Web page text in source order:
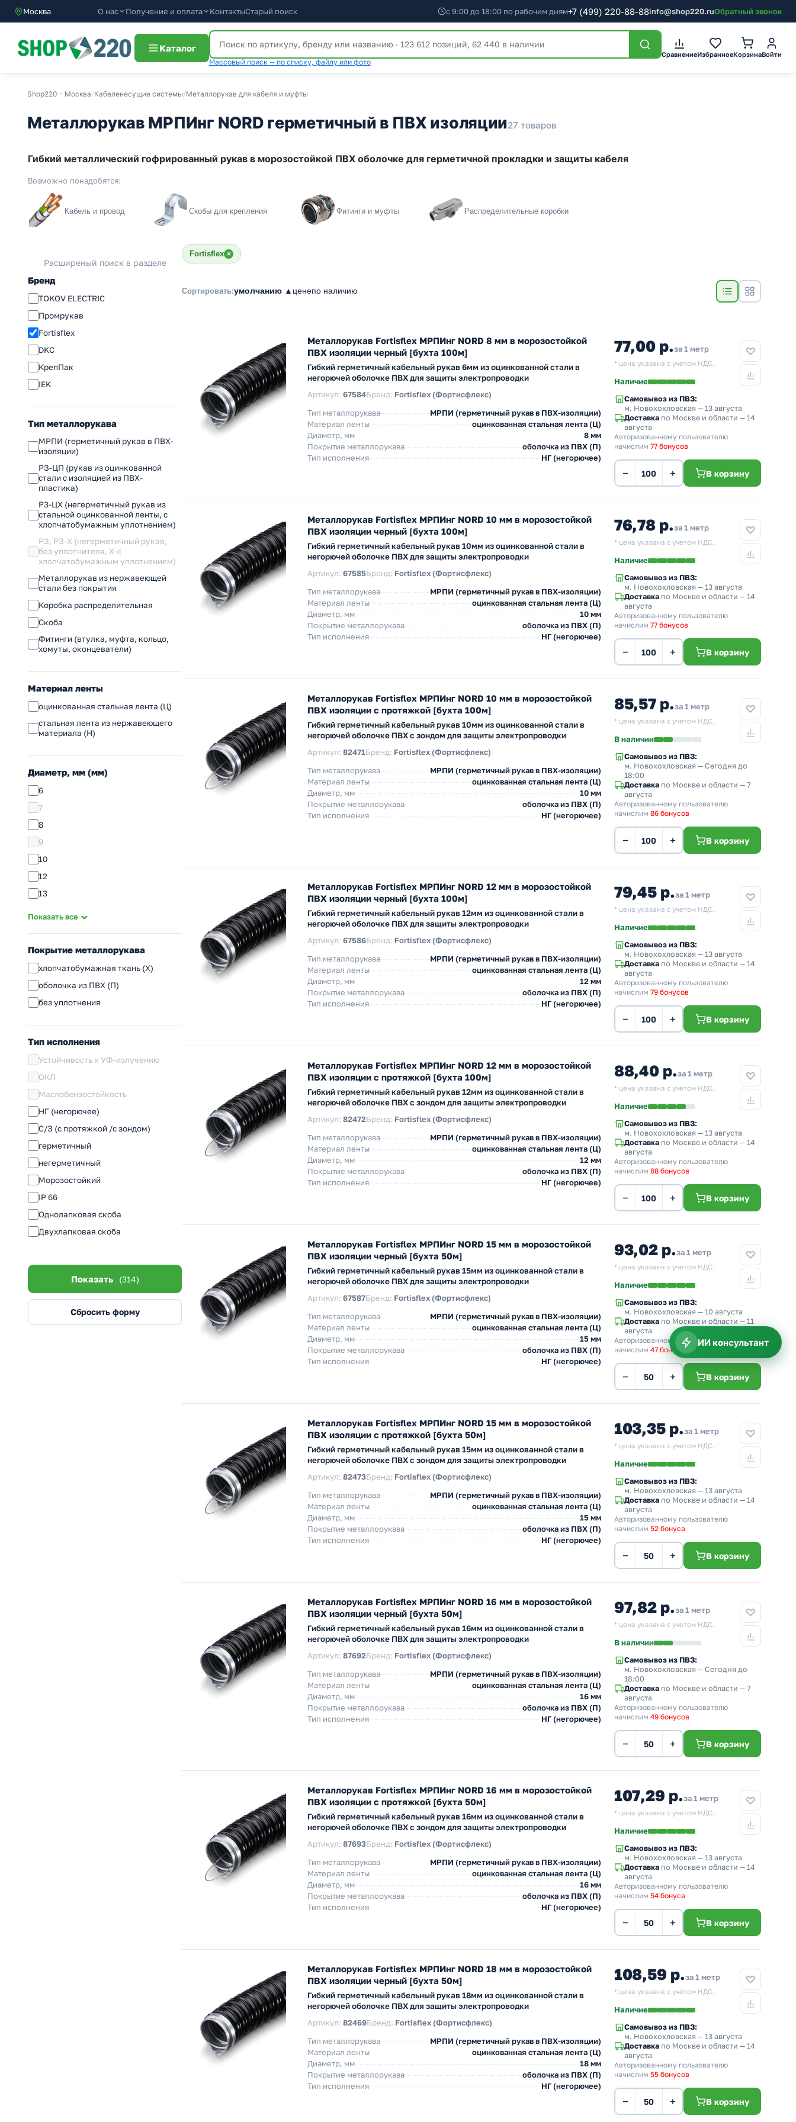
Москва О нас Получение и оплата КонтактыСтарый поиск с 9:00 до 18:00 по рабочим дням+7 (499) 220-88-88info@shop220.ruОбратный звонок
Каталог
Массовый поиск — по списку, файлу или фото
СравнениеИзбранноеКорзинаВойти
Shop220 - Москва/Кабеленесущие системы/Металлорукав для кабеля и муфты
Металлорукав МРПИнг NORD герметичный в ПВХ изоляции27 товаров
Гибкий металлический гофрированный рукав в морозостойкой ПВХ оболочке для герметичной прокладки и защиты кабеля
Возможно понадобятся:
Кабель и провод Скобы для крепления Фитинги и муфты Распределительные коробки
Расширеный поиск в разделе
Бренд
TOKOV ELECTRIC
Промрукав
Fortisflex
DKC
КрепПак
IEK
Тип металлорукава
МРПИ (герметичный рукав в ПВХ-
изоляции)
РЗ-ЦП (рукав из оцинкованной
стали с изоляцией из ПВХ-
пластика)
Р3-ЦХ (негерметичный рукав из
стальной оцинкованной ленты, с
хлопчатобумажным уплотнением)
РЗ, РЗ-Х (негерметичный рукав,
без уплотнителя, Х-с
хлопчатобумажным уплотнением)
Металлорукав из нержавеющей
стали без покрытия
Коробка распределительная
Скоба
Фитинги (втулка, муфта, кольцо,
хомуты, оконцеватели)
Материал ленты
оцинкованная стальная лента (Ц)
стальная лента из нержавеющего
материала (Н)
Диаметр, мм (мм)
6
7
8
9
10
12
13
40
50
60
63
75
100
Показать все
Покрытие металлорукава
хлопчатобумажная ткань (Х)
оболочка из ПВХ (П)
без уплотнения
Тип исполнения
Устойчивость к УФ-излучению
ОКЛ
Маслобензостойкость
НГ (негорючее)
С/З (с протяжкой /с зондом)
герметичный
негерметичный
Морозостойкий
IP 66
Однолапковая скоба
Двухлапковая скоба
Показать (314)
Сбросить форму
Fortisflex ×
Сортировать:умолчанию ▲ ценепо наличию
Металлорукав Fortisflex МРПИнг NORD 8 мм в морозостойкой
ПВХ изоляции черный [бухта 100м]
Гибкий герметичный кабельный рукав 6мм из оцинкованной стали в
негорючей оболочке ПВХ для защиты электропроводки
Артикул: 67584Бренд: Fortisflex (Фортисфлекс)
Тип металлорукава
МРПИ (герметичный рукав в ПВХ-изоляции)
Материал ленты
оцинкованная стальная лента (Ц)
Диаметр, мм
8 мм
Покрытие металлорукава
оболочка из ПВХ (П)
Тип исполнения
НГ (негорючее)
77,00 р.за 1 метр
* цена указана с учетом НДС.
Наличие
Самовывоз из ПВЗ:
м. Новохохловская — 13 августа
Доставка по Москве и области — 14
августа
Авторизованному пользователю
начислим 77 бонусов
− + В корзину
Металлорукав Fortisflex МРПИнг NORD 10 мм в морозостойкой
ПВХ изоляции черный [бухта 100м]
Гибкий герметичный кабельный рукав 10мм из оцинкованной стали в
негорючей оболочке ПВХ для защиты электропроводки
Артикул: 67585Бренд: Fortisflex (Фортисфлекс)
Тип металлорукава
МРПИ (герметичный рукав в ПВХ-изоляции)
Материал ленты
оцинкованная стальная лента (Ц)
Диаметр, мм
10 мм
Покрытие металлорукава
оболочка из ПВХ (П)
Тип исполнения
НГ (негорючее)
76,78 р.за 1 метр
* цена указана с учетом НДС.
Наличие
Самовывоз из ПВЗ:
м. Новохохловская — 13 августа
Доставка по Москве и области — 14
августа
Авторизованному пользователю
начислим 77 бонусов
− + В корзину
Металлорукав Fortisflex МРПИнг NORD 10 мм в морозостойкой
ПВХ изоляции с протяжкой [бухта 100м]
Гибкий герметичный кабельный рукав 10мм из оцинкованной стали в
негорючей оболочке ПВХ с зондом для защиты электропроводки
Артикул: 82471Бренд: Fortisflex (Фортисфлекс)
Тип металлорукава
МРПИ (герметичный рукав в ПВХ-изоляции)
Материал ленты
оцинкованная стальная лента (Ц)
Диаметр, мм
10 мм
Покрытие металлорукава
оболочка из ПВХ (П)
Тип исполнения
НГ (негорючее)
85,57 р.за 1 метр
* цена указана с учетом НДС.
В наличии
Самовывоз из ПВЗ:
м. Новохохловская — Сегодня до
18:00
Доставка по Москве и области — 7
августа
Авторизованному пользователю
начислим 86 бонусов
− + В корзину
Металлорукав Fortisflex МРПИнг NORD 12 мм в морозостойкой
ПВХ изоляции черный [бухта 100м]
Гибкий герметичный кабельный рукав 12мм из оцинкованной стали в
негорючей оболочке ПВХ для защиты электропроводки
Артикул: 67586Бренд: Fortisflex (Фортисфлекс)
Тип металлорукава
МРПИ (герметичный рукав в ПВХ-изоляции)
Материал ленты
оцинкованная стальная лента (Ц)
Диаметр, мм
12 мм
Покрытие металлорукава
оболочка из ПВХ (П)
Тип исполнения
НГ (негорючее)
79,45 р.за 1 метр
* цена указана с учетом НДС.
Наличие
Самовывоз из ПВЗ:
м. Новохохловская — 13 августа
Доставка по Москве и области — 14
августа
Авторизованному пользователю
начислим 79 бонусов
− + В корзину
Металлорукав Fortisflex МРПИнг NORD 12 мм в морозостойкой
ПВХ изоляции с протяжкой [бухта 100м]
Гибкий герметичный кабельный рукав 12мм из оцинкованной стали в
негорючей оболочке ПВХ с зондом для защиты электропроводки
Артикул: 82472Бренд: Fortisflex (Фортисфлекс)
Тип металлорукава
МРПИ (герметичный рукав в ПВХ-изоляции)
Материал ленты
оцинкованная стальная лента (Ц)
Диаметр, мм
12 мм
Покрытие металлорукава
оболочка из ПВХ (П)
Тип исполнения
НГ (негорючее)
88,40 р.за 1 метр
* цена указана с учетом НДС.
Наличие
Самовывоз из ПВЗ:
м. Новохохловская — 13 августа
Доставка по Москве и области — 14
августа
Авторизованному пользователю
начислим 88 бонусов
− + В корзину
Металлорукав Fortisflex МРПИнг NORD 15 мм в морозостойкой
ПВХ изоляции черный [бухта 50м]
Гибкий герметичный кабельный рукав 15мм из оцинкованной стали в
негорючей оболочке ПВХ для защиты электропроводки
Артикул: 67587Бренд: Fortisflex (Фортисфлекс)
Тип металлорукава
МРПИ (герметичный рукав в ПВХ-изоляции)
Материал ленты
оцинкованная стальная лента (Ц)
Диаметр, мм
15 мм
Покрытие металлорукава
оболочка из ПВХ (П)
Тип исполнения
НГ (негорючее)
93,02 р.за 1 метр
* цена указана с учетом НДС.
Наличие
Самовывоз из ПВЗ:
м. Новохохловская — 10 августа
Доставка по Москве и области — 11
августа
Авторизованному пользователю
начислим 47 бонусов
− + В корзину
Металлорукав Fortisflex МРПИнг NORD 15 мм в морозостойкой
ПВХ изоляции с протяжкой [бухта 50м]
Гибкий герметичный кабельный рукав 15мм из оцинкованной стали в
негорючей оболочке ПВХ с зондом для защиты электропроводки
Артикул: 82473Бренд: Fortisflex (Фортисфлекс)
Тип металлорукава
МРПИ (герметичный рукав в ПВХ-изоляции)
Материал ленты
оцинкованная стальная лента (Ц)
Диаметр, мм
15 мм
Покрытие металлорукава
оболочка из ПВХ (П)
Тип исполнения
НГ (негорючее)
103,35 р.за 1 метр
* цена указана с учетом НДС.
Наличие
Самовывоз из ПВЗ:
м. Новохохловская — 13 августа
Доставка по Москве и области — 14
августа
Авторизованному пользователю
начислим 52 бонуса
− + В корзину
Металлорукав Fortisflex МРПИнг NORD 16 мм в морозостойкой
ПВХ изоляции черный [бухта 50м]
Гибкий герметичный кабельный рукав 16мм из оцинкованной стали в
негорючей оболочке ПВХ для защиты электропроводки
Артикул: 87692Бренд: Fortisflex (Фортисфлекс)
Тип металлорукава
МРПИ (герметичный рукав в ПВХ-изоляции)
Материал ленты
оцинкованная стальная лента (Ц)
Диаметр, мм
16 мм
Покрытие металлорукава
оболочка из ПВХ (П)
Тип исполнения
НГ (негорючее)
97,82 р.за 1 метр
* цена указана с учетом НДС.
В наличии
Самовывоз из ПВЗ:
м. Новохохловская — Сегодня до
18:00
Доставка по Москве и области — 7
августа
Авторизованному пользователю
начислим 49 бонусов
− + В корзину
Металлорукав Fortisflex МРПИнг NORD 16 мм в морозостойкой
ПВХ изоляции с протяжкой [бухта 50м]
Гибкий герметичный кабельный рукав 16мм из оцинкованной стали в
негорючей оболочке ПВХ с зондом для защиты электропроводки
Артикул: 87693Бренд: Fortisflex (Фортисфлекс)
Тип металлорукава
МРПИ (герметичный рукав в ПВХ-изоляции)
Материал ленты
оцинкованная стальная лента (Ц)
Диаметр, мм
16 мм
Покрытие металлорукава
оболочка из ПВХ (П)
Тип исполнения
НГ (негорючее)
107,29 р.за 1 метр
* цена указана с учетом НДС.
Наличие
Самовывоз из ПВЗ:
м. Новохохловская — 13 августа
Доставка по Москве и области — 14
августа
Авторизованному пользователю
начислим 54 бонуса
− + В корзину
Металлорукав Fortisflex МРПИнг NORD 18 мм в морозостойкой
ПВХ изоляции черный [бухта 50м]
Гибкий герметичный кабельный рукав 18мм из оцинкованной стали в
негорючей оболочке ПВХ для защиты электропроводки
Артикул: 82469Бренд: Fortisflex (Фортисфлекс)
Тип металлорукава
МРПИ (герметичный рукав в ПВХ-изоляции)
Материал ленты
оцинкованная стальная лента (Ц)
Диаметр, мм
18 мм
Покрытие металлорукава
оболочка из ПВХ (П)
Тип исполнения
НГ (негорючее)
108,59 р.за 1 метр
* цена указана с учетом НДС.
Наличие
Самовывоз из ПВЗ:
м. Новохохловская — 13 августа
Доставка по Москве и области — 14
августа
Авторизованному пользователю
начислим 55 бонусов
− + В корзину
ИИ консультант